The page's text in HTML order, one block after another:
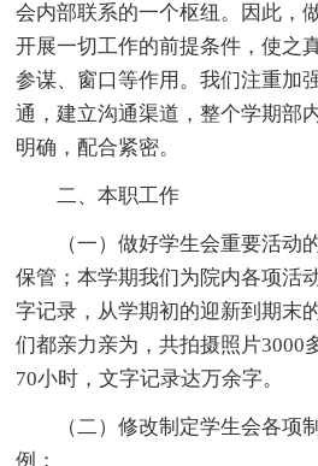
会内部联系的一个枢纽。因此，
开展一切工作的前提条件，使之
参谋、窗口等作用。我们注重加
通，建立沟通渠道，整个学期部
明确，配合紧密。
二、本职工作
（一）做好学生会重要活动
保管；本学期我们为院内各项活
字记录，从学期初的迎新到期末
们都亲力亲为，共拍摄照片3000
70小时，文字记录达万余字。
（二）修改制定学生会各项
例；